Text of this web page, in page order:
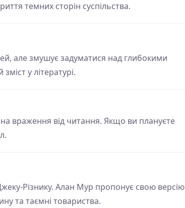
темних сторін суспільства.
але змушує задуматися над глибокими
у літературі.
враження від читання. Якщо ви плануєте
Різнику. Алан Мур пропонує свою версію
та таємні товариства.